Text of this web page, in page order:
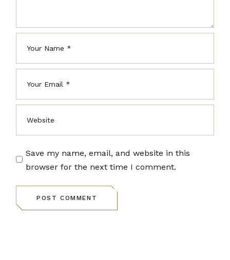
Save my name, email, and website in this
browser for the next time I comment.
POST COMMENT